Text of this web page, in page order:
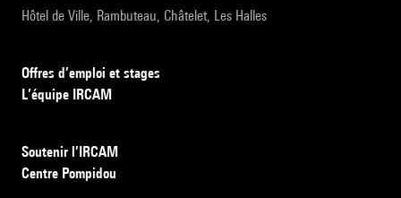
Hôtel de Ville, Rambuteau, Châtelet, Les Halles
Offres d’emploi et stages
L’équipe IRCAM
Soutenir l’IRCAM
Centre Pompidou